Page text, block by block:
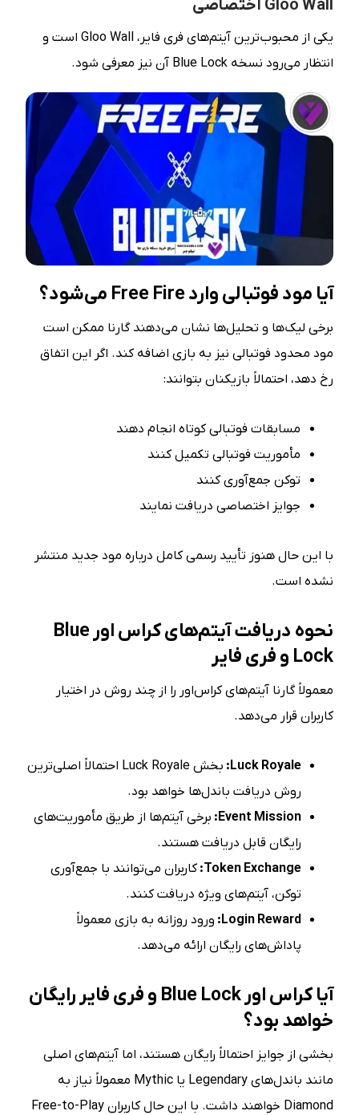
Gloo Wall اختصاصی
یکی از محبوب‌ترین آیتم‌های فری فایر، Gloo Wall است و
انتظار می‌رود نسخه Blue Lock آن نیز معرفی شود.
آیا مود فوتبالی وارد Free Fire می‌شود؟
برخی لیک‌ها و تحلیل‌ها نشان می‌دهند گارنا ممکن است
مود محدود فوتبالی نیز به بازی اضافه کند. اگر این اتفاق
رخ دهد، احتمالاً بازیکنان بتوانند:
مسابقات فوتبالی کوتاه انجام دهند
مأموریت فوتبالی تکمیل کنند
توکن جمع‌آوری کنند
جوایز اختصاصی دریافت نمایند
با این حال هنوز تأیید رسمی کامل درباره مود جدید منتشر
نشده است.
نحوه دریافت آیتم‌های کراس اور Blue
Lock و فری فایر
معمولاً گارنا آیتم‌های کراس‌اور را از چند روش در اختیار
کاربران قرار می‌دهد.
Luck Royale:
بخش Luck Royale احتمالاً اصلی‌ترین
روش دریافت باندل‌ها خواهد بود.
Event Mission: برخی آیتم‌ها از طریق مأموریت‌های
رایگان قابل دریافت هستند.
Token Exchange: کاربران می‌توانند با جمع‌آوری
توکن، آیتم‌های ویژه دریافت کنند.
Login Reward: ورود روزانه به بازی معمولاً
پاداش‌های رایگان ارائه می‌دهد.
آیا کراس اور Blue Lock و فری فایر رایگان
خواهد بود؟
بخشی از جوایز احتمالاً رایگان هستند، اما آیتم‌های اصلی
مانند باندل‌های Legendary یا Mythic معمولاً نیاز به
Diamond خواهند داشت. با این حال کاربران Free-to-Play